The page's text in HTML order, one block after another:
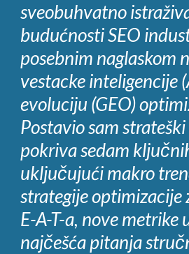
sveobuhvatno
budućnosti SEO
posebnim naglaskom
vestacke inteligencije
evoluciju (GEO)
Postavio sam
pokriva sedam
uključujući makro
strategije optimizacije
E-A-T-a, nove metrike
najčešća pitanja